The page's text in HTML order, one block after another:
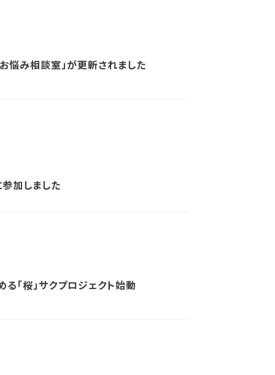
悩み相談室」が更新されました
加しました
「桜」サクプロジェクト始動